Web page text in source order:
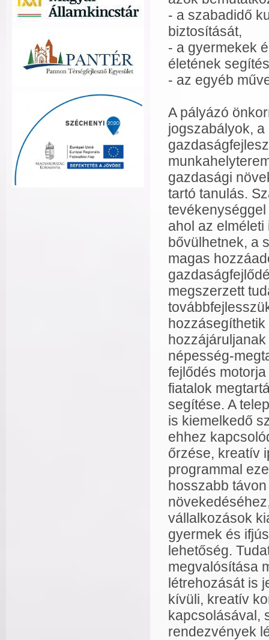
- a szabadidő
biztosítását,
- a gyermekek
életének
- az egyéb
A pályázó
jogszabályok,
gazdasági
tartó tanulás.
ahol az
bővülhetnek, a
magas
megszerzett
népesség-
fejlődés
fiatalok
segítése. A
is kiemelkedő
ehhez
őrzése, kreatív
programmal
hosszabb
vállalkozások
gyermek és
lehetőség.
megvalósítása
létrehozását is
kívüli, kreatív
kapcsolásával,
rendezvények